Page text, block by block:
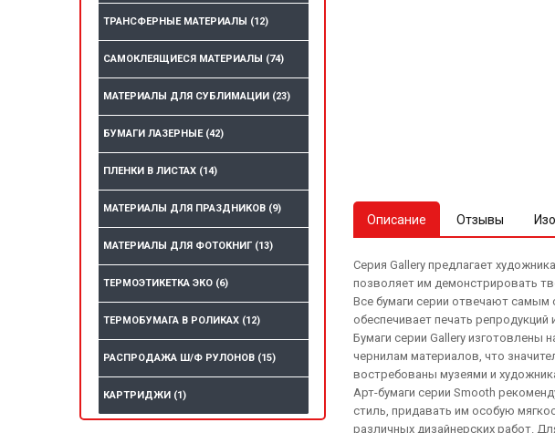
Описание Отзывы
Серия Gallery предлагает
позволяет им демонстрировать
Все бумаги серии отвечают самым
обеспечивает печать
Бумаги серии Gallery
чернилам материалов, что
востребованы музеями и
Арт-бумаги серии Smooth
стиль, придавать им особую
различных дизайнерских работ.
ТРАНСФЕРНЫЕ МАТЕРИАЛЫ (12)
САМОКЛЕЯЩИЕСЯ МАТЕРИАЛЫ (74)
МАТЕРИАЛЫ ДЛЯ СУБЛИМАЦИИ (23)
БУМАГИ ЛАЗЕРНЫЕ (42)
ПЛЕНКИ В ЛИСТАХ (14)
МАТЕРИАЛЫ ДЛЯ ПРАЗДНИКОВ (9)
МАТЕРИАЛЫ ДЛЯ ФОТОКНИГ (13)
ТЕРМОЭТИКЕТКА ЭКО (6)
ТЕРМОБУМАГА В РОЛИКАХ (12)
РАСПРОДАЖА Ш/Ф РУЛОНОВ (15)
КАРТРИДЖИ (1)